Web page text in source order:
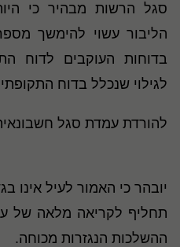
סגל הרשות מבהיר כי
הליבור עשוי להימשך
לגילוי שנכלל בדוח
להורדת עמדת סגל חשבונאית
יובהר כי האמור לעיל אינו
תחליף לקריאה מלאה של
ההשלכות הנגזרות מכוחה.